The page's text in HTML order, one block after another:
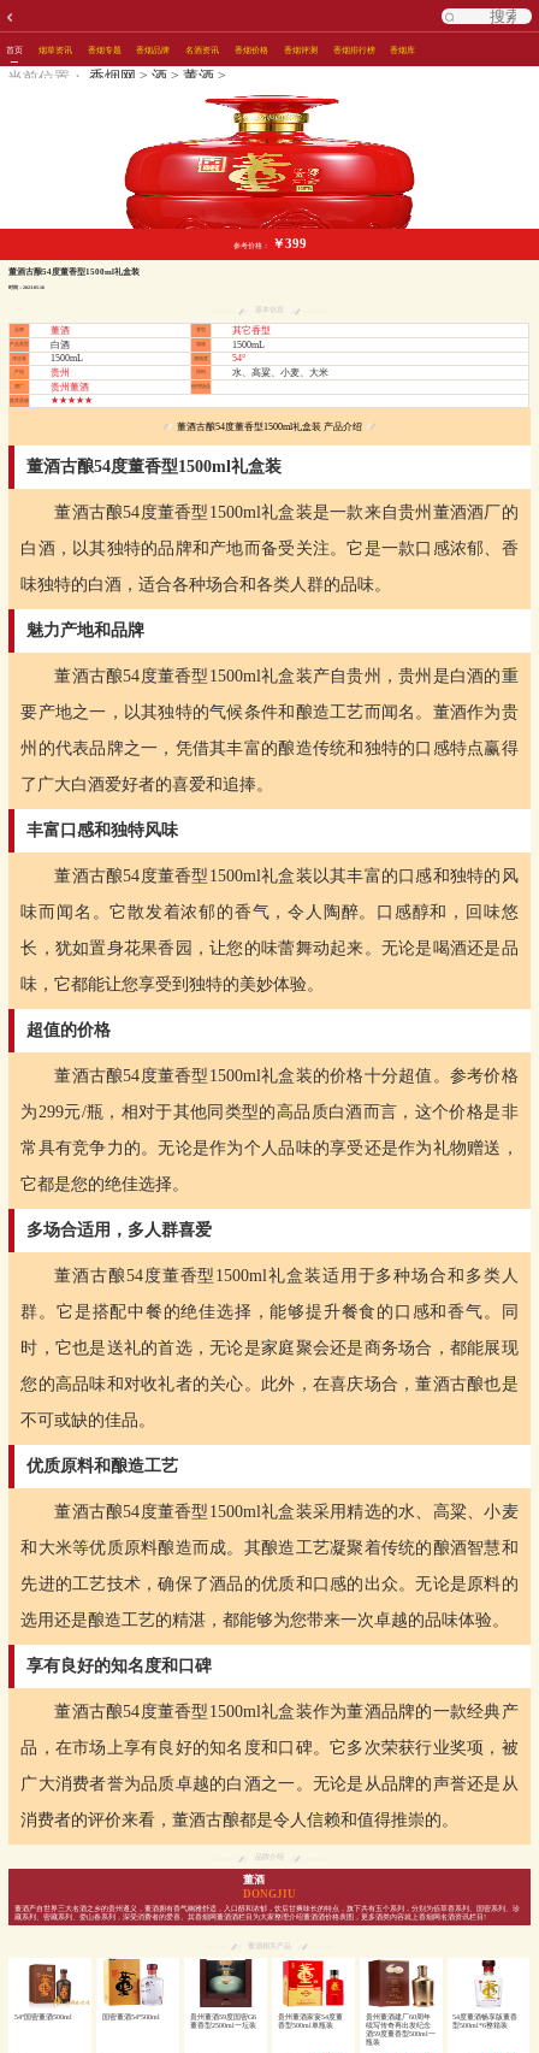
首页 烟草资讯 香烟专题 香烟品牌 名酒资讯 香烟价格 香烟评测 香烟排行榜 香烟库
当前位置： 香烟网 >酒 >董酒 >
参考价格： ￥399
董酒古酿54度董香型1500ml礼盒装
时间：2023-05-16
基本信息
品牌 董酒 香型 其它香型
产品类型 白酒 1500mL
净含量 1500mL 酒精度 54°
产地 贵州 水、高粱、小麦、大米
酒厂 贵州董酒 使用场合
推荐星级 ★★★★★
董酒古酿54度董香型1500ml礼盒装 产品介绍
董酒古酿54度董香型1500ml礼盒装
董酒古酿54度董香型1500ml礼盒装是一款来自贵州董酒酒厂的
白酒，以其独特的品牌和产地而备受关注。它是一款口感浓郁、香
味独特的白酒，适合各种场合和各类人群的品味。
魅力产地和品牌
董酒古酿54度董香型1500ml礼盒装产自贵州，贵州是白酒的重
要产地之一，以其独特的气候条件和酿造工艺而闻名。董酒作为贵
州的代表品牌之一，凭借其丰富的酿造传统和独特的口感特点赢得
了广大白酒爱好者的喜爱和追捧。
丰富口感和独特风味
董酒古酿54度董香型1500ml礼盒装以其丰富的口感和独特的风
味而闻名。它散发着浓郁的香气，令人陶醉。口感醇和，回味悠
长，犹如置身花果香园，让您的味蕾舞动起来。无论是喝酒还是品
味，它都能让您享受到独特的美妙体验。
超值的价格
董酒古酿54度董香型1500ml礼盒装的价格十分超值。参考价格
为299元/瓶，相对于其他同类型的高品质白酒而言，这个价格是非
常具有竞争力的。无论是作为个人品味的享受还是作为礼物赠送，
它都是您的绝佳选择。
多场合适用，多人群喜爱
董酒古酿54度董香型1500ml礼盒装适用于多种场合和多类人
群。它是搭配中餐的绝佳选择，能够提升餐食的口感和香气。同
时，它也是送礼的首选，无论是家庭聚会还是商务场合，都能展现
您的高品味和对收礼者的关心。此外，在喜庆场合，董酒古酿也是
不可或缺的佳品。
优质原料和酿造工艺
董酒古酿54度董香型1500ml礼盒装采用精选的水、高粱、小麦
和大米等优质原料酿造而成。其酿造工艺凝聚着传统的酿酒智慧和
先进的工艺技术，确保了酒品的优质和口感的出众。无论是原料的
选用还是酿造工艺的精湛，都能够为您带来一次卓越的品味体验。
享有良好的知名度和口碑
董酒古酿54度董香型1500ml礼盒装作为董酒品牌的一款经典产
品，在市场上享有良好的知名度和口碑。它多次荣获行业奖项，被
广大消费者誉为品质卓越的白酒之一。无论是从品牌的声誉还是从
消费者的评价来看，董酒古酿都是令人信赖和值得推崇的。
品牌介绍
董酒
DONGJIU
董酒产自世界三大名酒之乡的贵州遵义，董酒拥有香气幽雅舒适，入口醇和浓郁，饮后甘爽味长的特点，旗下共有五个系列，分别为佰草香系列、国密系列、珍
藏系列、密藏系列、娄山春系列，深受消费者的爱喜。其香烟网董酒酒栏目为大家整理介绍董酒酒价格表图，更多酒类内容就上香烟网名酒资讯栏目!
董酒相关产品
54°国密董酒500ml 国密董酒54°500ml
贵州董酒59度国密G6
董香型2500ml一坛装
贵州董酒家宴54度董
香型500ml单瓶装
贵州董酒建厂60周年
续写传奇再出发纪念
酒59度董香型500ml一
瓶装
54度董酒畅享版董香
型500ml*6整箱装